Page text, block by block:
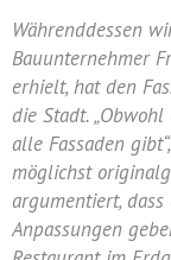
Währenddessen
Bauunternehmer
erhielt, hat den
die Stadt.
alle Fassaden
möglichst
argumentiert,
Anpassungen